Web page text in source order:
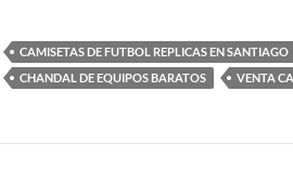
CAMISETAS DE FUTBOL REPLICAS EN SANTIAGO
CHANDAL DE EQUIPOS BARATOS
VENTA